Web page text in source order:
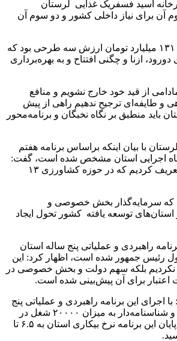
اسید فسفریک غذایی لرستان
آن برای نیاز داخلی کشور و دو سوم آن
استاندار لرستان گفت: ۱۳۱ میلیارد تومان ارزش سه طرحی بود که
ازنا و چگنی افتتاح و به بهره‌برداری
از قید خود خارج نشویم و منافع
و طایفه‌ای ترجیح ندهیم راهی از پیش
باید منطبق بر نگاه نخبگان و برنامه‌محور
با بیان اینکه براساس برنامه هفتم
۳۹ دستگاه اجرایی استان مشخص شده است، گفت:
۱۰۷ پروژه پیشران را تعریف کردیم که در حوزه کشاورزی ۱۳
سرمایه‌گذار بخش خصوصی و
توسعه یافته کشور تحول ایجاد
راهبردی و عملیاتی پنج ساله استان
رئیس جمهور شده است، اظهار کرد: این
نکردیم بلکه سهم دولت و بخش خصوصی در
با اجرای این برنامه راهبردی و عملیاتی پنج
ساله ایجاد شغل دائمی و شناسنامه‌دار به میزان ۲۰۰۰۰ شغل در
نظر گرفته شده که در پایان این برنامه نرخ بیکاری استان به ۶.۵ تا